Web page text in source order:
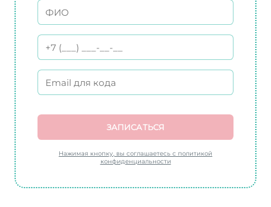
ЗАПИСАТЬСЯ
Нажимая кнопку, вы соглашаетесь с политикой
конфиденциальности